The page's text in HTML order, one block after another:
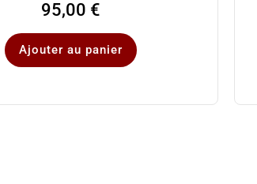
95,00 €
Ajouter au panier